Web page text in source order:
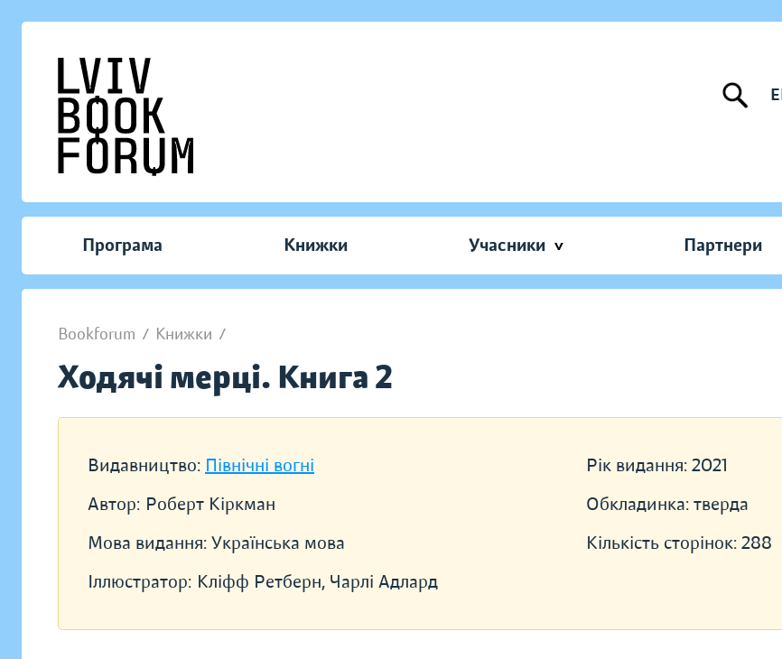
Програма Книжки Учасники Партнери
Bookforum / Книжки /
Ходячі мерці. Книга 2
Видавництво: Північні вогні
Автор: Роберт Кіркман
Мова видання: Українська мова
Іллюстратор: Кліфф Ретберн, Чарлі Адлард
Рік видання: 2021
Обкладинка: тверда
Кількість сторінок: 288